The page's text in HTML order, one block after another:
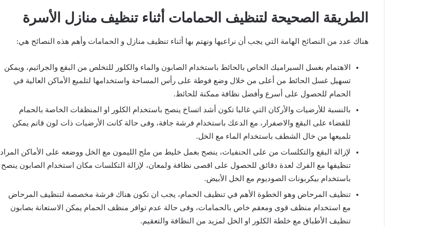
الطريقة الصحيحة لتنظيف الحمامات أثناء تنظيف منازل الأسرة
هناك عدد من النصائح الهامة التي يجب أن نراعيها ونهتم بها أثناء تنظيف منازل و الحمامات وأهم هذه النصائح هي:
الاهتمام بغسل السيراميك الخاص بالحائط باستخدام الصابون والماء والكلور للتخلص من البقع والجراثيم، ويمكن
تسهيل غسل الحائط من أعلى من خلال وضع فوطة على رأس المساحة واستخدامها لتلميع الأماكن العالية في
الحمام للحصول على أسرع وأفضل نظافة ممكنة للحائط.
بالنسبة للأرضيات والأركان التي غالبا تكون أشد اتساخ ينصح باستخدام الكلور او المنظفات الخاصة بالحمام
للقضاء على البقع والاصفرار، مع الدعك باستخدام فرشة جافة، وفى حالة كانت الأرضيات ذات لون قاتم يمكن
تلميعها من خال الشطف باستخدام الماء مع الخل.
لإزالة البقع والتكلسات من على الحنفيات، ينصح بعمل خليط من ملح الليمون مع الخل ووضعه على الأماكن المراد
تنظيفها مع الفرك لعدة دقائق للحصول على اقصى نظافة ولمعان، لإزالة التكلسات مكان استخدام الصابون ينصح
باستخدام بيكربونات الصوديوم مع الخل الأبيض.
تنظيف المرحاض وهو الخطوة الأهم في تنظيف الحمام، يجب ان تكون هناك فرشة مخصصة لتنظيف المرحاض
مع استخدام منظف قوى ومعقم خاص بالحمامات، وفى حالة عدم توافر منظف الحمام يمكن الاستعانة بصابون
تنظيف الأطباق مع خلطة الكلور او الخل لمزيد من النظافة والتعقيم.